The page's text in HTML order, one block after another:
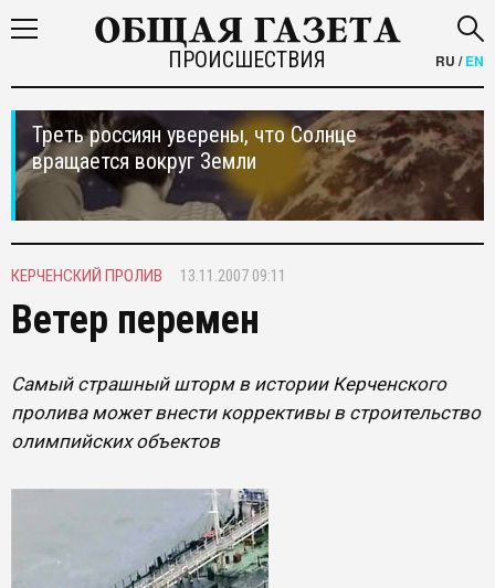
ПРОИСШЕСТВИЯ RU /EN
Треть россиян уверены, что Солнце
вращается вокруг Земли
КЕРЧЕНСКИЙ ПРОЛИВ 13.11.2007 09:11
Ветер перемен
Самый страшный шторм в истории Керченского
пролива может внести коррективы в строительство
олимпийских объектов